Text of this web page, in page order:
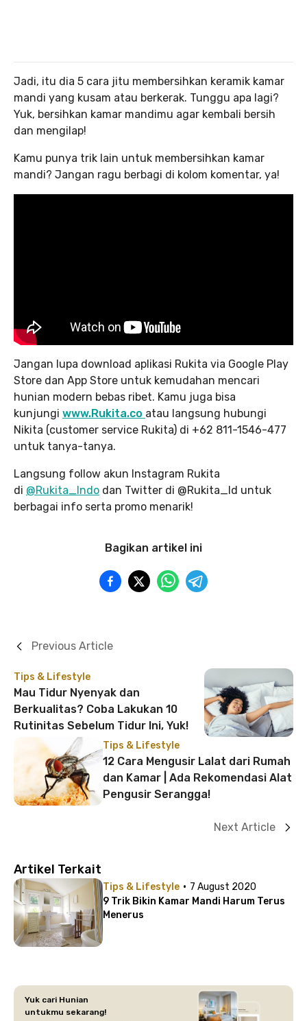
Jadi, itu dia 5 cara jitu membersihkan keramik kamar
mandi yang kusam atau berkerak. Tunggu apa lagi?
Yuk, bersihkan kamar mandimu agar kembali bersih
dan mengilap!
Kamu punya trik lain untuk membersihkan kamar
mandi? Jangan ragu berbagi di kolom komentar, ya!
Jangan lupa download aplikasi Rukita via Google Play
Store dan App Store untuk kemudahan mencari
hunian modern bebas ribet. Kamu juga bisa
kunjungi www.Rukita.co atau langsung hubungi
Nikita (customer service Rukita) di +62 811-1546-477
untuk tanya-tanya.
Langsung follow akun Instagram Rukita
di @Rukita_Indo dan Twitter di @Rukita_Id untuk
berbagai info serta promo menarik!
Bagikan artikel ini
Tips & Lifestyle
Mau Tidur Nyenyak dan
Berkualitas? Coba Lakukan 10
Rutinitas Sebelum Tidur Ini, Yuk!
Previous Article
Tips & Lifestyle
12 Cara Mengusir Lalat dari Rumah
dan Kamar | Ada Rekomendasi Alat
Pengusir Serangga!
Next Article
Artikel Terkait
Tips & Lifestyle · 7 August 2020
9 Trik Bikin Kamar Mandi Harum Terus
Menerus
Yuk cari Hunian
untukmu sekarang!